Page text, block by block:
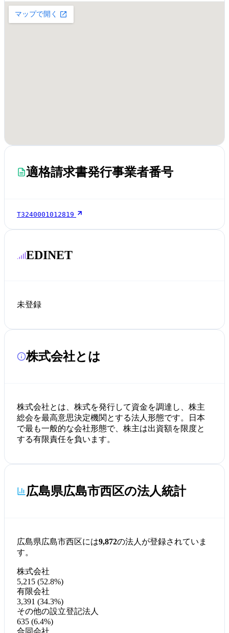
適格請求書発行事業者番号
T3240001012819
EDINET
未登録
株式会社とは
株式会社とは、株式を発行して資金を調達し、株主
総会を最高意思決定機関とする法人形態です。日本
で最も一般的な会社形態で、株主は出資額を限度と
する有限責任を負います。
広島県広島市西区の法人統計
広島県広島市西区には9,872の法人が登録されていま
す。
株式会社
5,215 (52.8%)
有限会社
3,391 (34.3%)
その他の設立登記法人
635 (6.4%)
合同会社